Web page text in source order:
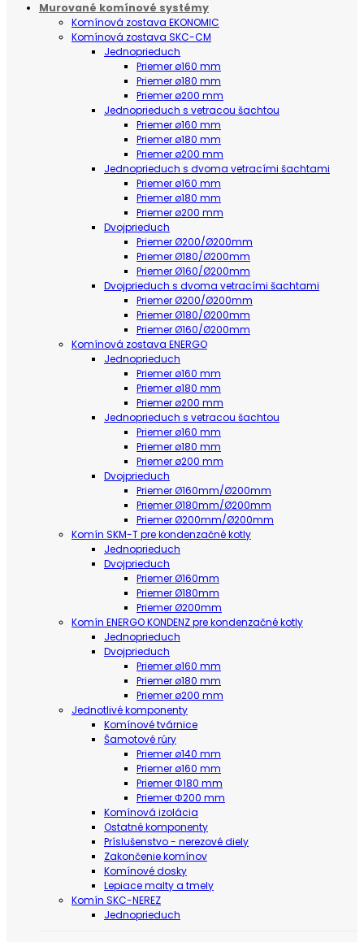
Murované komínové systémy
Komínová zostava EKONOMIC
Komínová zostava SKC-CM
Jednoprieduch
Priemer ø160 mm
Priemer ø180 mm
Priemer ø200 mm
Jednoprieduch s vetracou šachtou
Priemer ø160 mm
Priemer ø180 mm
Priemer ø200 mm
Jednoprieduch s dvoma vetracími šachtami
Priemer ø160 mm
Priemer ø180 mm
Priemer ø200 mm
Dvojprieduch
Priemer Ø200/Ø200mm
Priemer Ø180/Ø200mm
Priemer Ø160/Ø200mm
Dvojprieduch s dvoma vetracími šachtami
Priemer Ø200/Ø200mm
Priemer Ø180/Ø200mm
Priemer Ø160/Ø200mm
Komínová zostava ENERGO
Jednoprieduch
Priemer ø160 mm
Priemer ø180 mm
Priemer ø200 mm
Jednoprieduch s vetracou šachtou
Priemer ø160 mm
Priemer ø180 mm
Priemer ø200 mm
Dvojprieduch
Priemer Ø160mm/Ø200mm
Priemer Ø180mm/Ø200mm
Priemer Ø200mm/Ø200mm
Komín SKM-T pre kondenzačné kotly
Jednoprieduch
Dvojprieduch
Priemer Ø160mm
Priemer Ø180mm
Priemer Ø200mm
Komín ENERGO KONDENZ pre kondenzačné kotly
Jednoprieduch
Dvojprieduch
Priemer ø160 mm
Priemer ø180 mm
Priemer ø200 mm
Jednotlivé komponenty
Komínové tvárnice
Šamotové rúry
Priemer ø140 mm
Priemer ø160 mm
Priemer Φ180 mm
Priemer Φ200 mm
Komínová izolácia
Ostatné komponenty
Príslušenstvo - nerezové diely
Zakončenie komínov
Komínové dosky
Lepiace malty a tmely
Komín SKC-NEREZ
Jednoprieduch